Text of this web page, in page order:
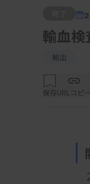
輸血検
輸血
保存URLコピー